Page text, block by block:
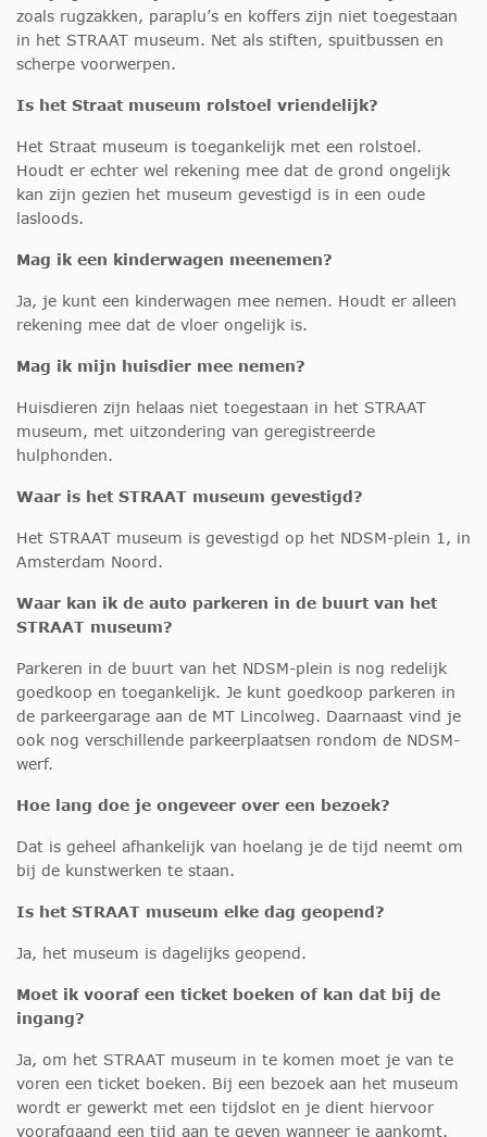
zoals rugzakken, paraplu’s en koffers zijn niet toegestaan
in het STRAAT museum. Net als stiften, spuitbussen en
scherpe voorwerpen.
Is het Straat museum rolstoel vriendelijk?
Het Straat museum is toegankelijk met een rolstoel.
Houdt er echter wel rekening mee dat de grond ongelijk
kan zijn gezien het museum gevestigd is in een oude
lasloods.
Mag ik een kinderwagen meenemen?
Ja, je kunt een kinderwagen mee nemen. Houdt er alleen
rekening mee dat de vloer ongelijk is.
Mag ik mijn huisdier mee nemen?
Huisdieren zijn helaas niet toegestaan in het STRAAT
museum, met uitzondering van geregistreerde
hulphonden.
Waar is het STRAAT museum gevestigd?
Het STRAAT museum is gevestigd op het NDSM-plein 1, in
Amsterdam Noord.
Waar kan ik de auto parkeren in de buurt van het
STRAAT museum?
Parkeren in de buurt van het NDSM-plein is nog redelijk
goedkoop en toegankelijk. Je kunt goedkoop parkeren in
de parkeergarage aan de MT Lincolweg. Daarnaast vind je
ook nog verschillende parkeerplaatsen rondom de NDSM-
werf.
Hoe lang doe je ongeveer over een bezoek?
Dat is geheel afhankelijk van hoelang je de tijd neemt om
bij de kunstwerken te staan.
Is het STRAAT museum elke dag geopend?
Ja, het museum is dagelijks geopend.
Moet ik vooraf een ticket boeken of kan dat bij de
ingang?
Ja, om het STRAAT museum in te komen moet je van te
voren een ticket boeken. Bij een bezoek aan het museum
wordt er gewerkt met een tijdslot en je dient hiervoor
voorafgaand een tijd aan te geven wanneer je aankomt.